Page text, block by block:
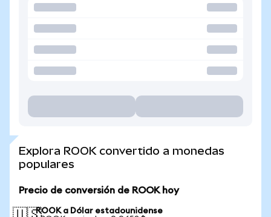
Explora ROOK convertido a monedas
populares
Precio de conversión de ROOK hoy
ROOK a Dólar estadounidense